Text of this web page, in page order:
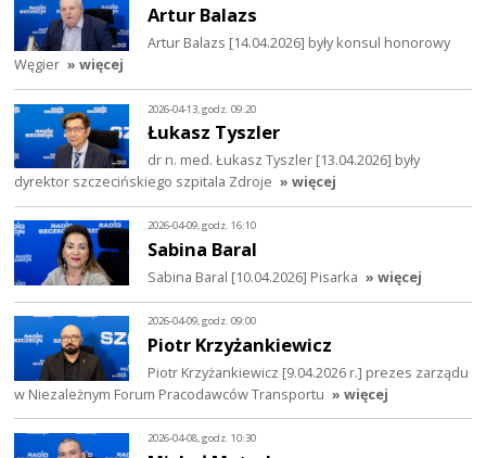
Artur Balazs
Artur Balazs [14.04.2026] były konsul honorowy
Węgier » więcej
2026-04-13, godz. 09:20
Łukasz Tyszler
dr n. med. Łukasz Tyszler [13.04.2026] były
dyrektor szczecińskiego szpitala Zdroje » więcej
2026-04-09, godz. 16:10
Sabina Baral
Sabina Baral [10.04.2026] Pisarka » więcej
2026-04-09, godz. 09:00
Piotr Krzyżankiewicz
Piotr Krzyżankiewicz [9.04.2026 r.] prezes zarządu
w Niezależnym Forum Pracodawców Transportu » więcej
2026-04-08, godz. 10:30